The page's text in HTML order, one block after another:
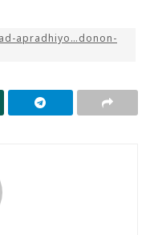
apradhiyo…donon-